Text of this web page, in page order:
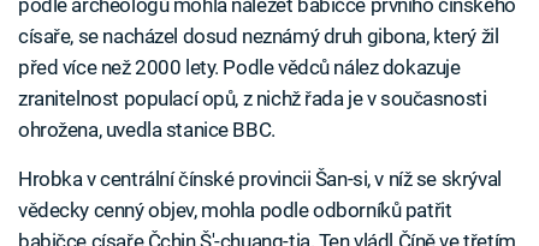
podle archeologů mohla náležet babičce prvního čínského
císaře, se nacházel dosud neznámý druh gibona, který žil
před více než 2000 lety. Podle vědců nález dokazuje
zranitelnost populací opů, z nichž řada je v současnosti
ohrožena, uvedla stanice BBC.
Hrobka v centrální čínské provincii Šan-si, v níž se skrýval
vědecky cenný objev, mohla podle odborníků patřit